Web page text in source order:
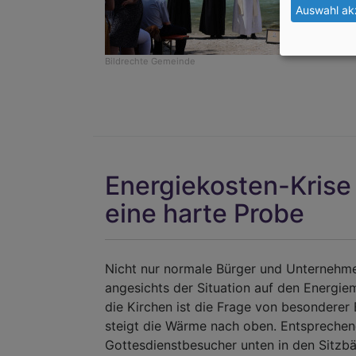
Bildrechte Gemeinde
Energiekosten-
eine harte Probe
Nicht nur normale Bürger und
angesichts der Situation auf den
die Kirchen ist die Frage von
steigt die Wärme nach oben.
Gottesdienstbesucher unten in den
Auswahl